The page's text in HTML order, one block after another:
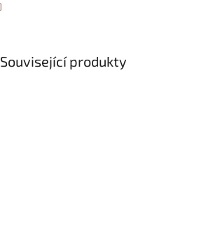
Související produkty